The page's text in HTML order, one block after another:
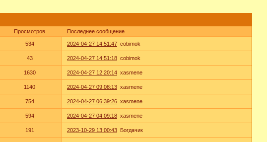
Просмотров Последнее сообщение
534 2024-04-27 14:51:47 cobimok
43 2024-04-27 14:51:18 cobimok
1630 2024-04-27 12:20:14 xasmene
1140 2024-04-27 09:08:13 xasmene
754 2024-04-27 06:39:26 xasmene
594 2024-04-27 04:09:18 xasmene
191 2023-10-29 13:00:43 Богдачик